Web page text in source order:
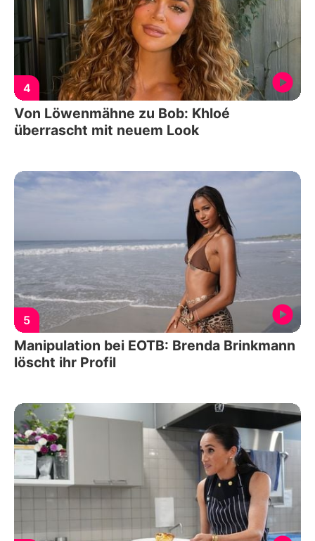
4
Von Löwenmähne zu Bob: Khloé
überrascht mit neuem Look
5
Manipulation bei EOTB: Brenda Brinkmann
löscht ihr Profil